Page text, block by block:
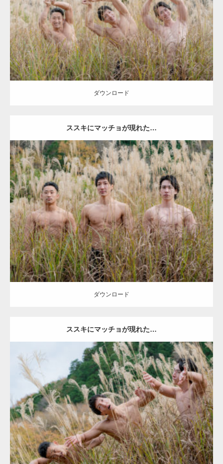
系筋肉
ダウンロード
ダウンロード
ススキにマッチョが現れた…
Update:2022.01.20
Category:紅葉とマッチョ2 inoriAKIHITO(細マッチョ) SOSUKE 外資
系筋肉
ダウンロード
ダウンロード
ススキにマッチョが現れた…
Update:2022.01.20
Category:紅葉とマッチョ2 inoriAKIHITO(細マッチョ) SOSUKE 外資
系筋肉
ダウンロード